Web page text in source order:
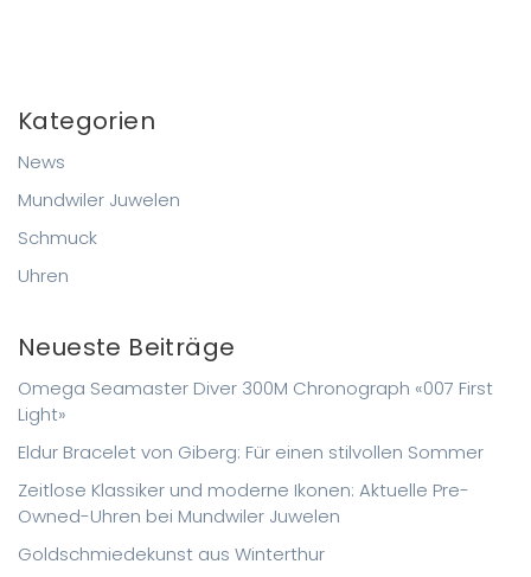
Kategorien
News
Mundwiler Juwelen
Schmuck
Uhren
Neueste Beiträge
Omega Seamaster Diver 300M Chronograph «007 First
Light»
Eldur Bracelet von Giberg: Für einen stilvollen Sommer
Zeitlose Klassiker und moderne Ikonen: Aktuelle Pre-
Owned-Uhren bei Mundwiler Juwelen
Goldschmiedekunst aus Winterthur